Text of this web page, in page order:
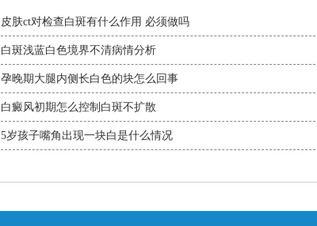
皮肤ct对检查白斑有什么作用 必须做吗
白斑浅蓝白色境界不清病情分析
孕晚期大腿内侧长白色的块怎么回事
白癜风初期怎么控制白斑不扩散
5岁孩子嘴角出现一块白是什么情况